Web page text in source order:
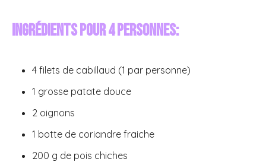
Ingrédients pour 4 personnes:
4 filets de cabillaud (1 par personne)
1 grosse patate douce
2 oignons
1 botte de coriandre fraiche
200 g de pois chiches